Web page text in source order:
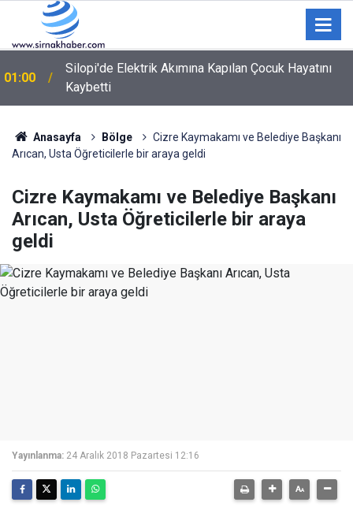
01:00
Silopi'de Elektrik Akımına Kapılan Çocuk Hayatını
Kaybetti
00:12
Şırnak'ta Büyükbaş Hayvan Çiftliği İçin Arazi Etüdü
Yapıldı
Anasayfa Bölge
Cizre Kaymakamı ve Belediye Başkanı
Arıcan, Usta Öğreticilerle bir araya geldi
Cizre Kaymakamı ve Belediye Başkanı
Arıcan, Usta Öğreticilerle bir araya
geldi
Yayınlanma: 24 Aralık 2018 Pazartesi 12:16